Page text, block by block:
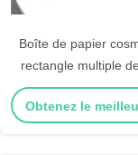
Boîte de papier
rectangle multiple
pour le cil
Obtenez le